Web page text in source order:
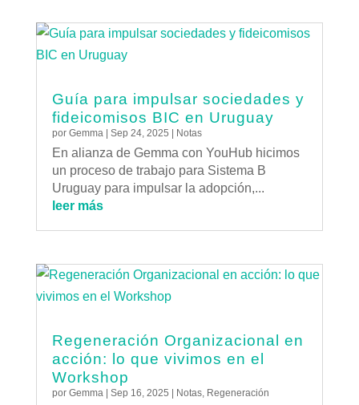
Guía para impulsar sociedades y
fideicomisos BIC en Uruguay
por Gemma| Sep 24, 2025 Notas
En alianza de Gemma con YouHub hicimos
un proceso de trabajo para Sistema B
Uruguay para impulsar la adopción,...
leer más
Regeneración Organizacional en
acción: lo que vivimos en el
Workshop
por Gemma| Sep 16, 2025 Notas, Regeneración